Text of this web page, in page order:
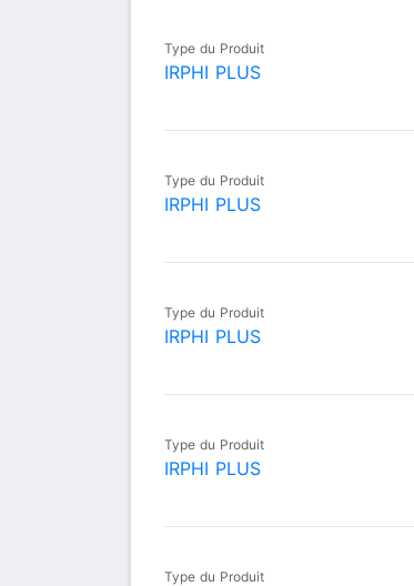
Type du Produit
IRPHI PLUS
Type du Produit
IRPHI PLUS
Type du Produit
IRPHI PLUS
Type du Produit
IRPHI PLUS
Type du Produit